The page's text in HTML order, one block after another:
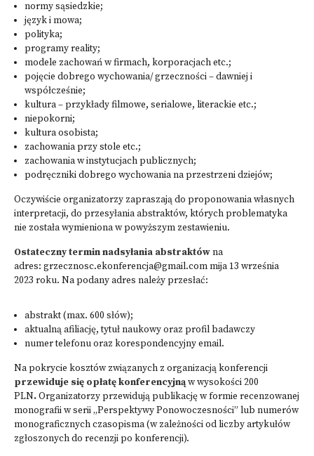
normy sąsiedzkie;
język i mowa;
polityka;
programy reality;
modele zachowań w firmach, korporacjach etc.;
pojęcie dobrego wychowania/ grzeczności – dawniej i
współcześnie;
kultura – przykłady filmowe, serialowe, literackie etc.;
niepokorni;
kultura osobista;
zachowania przy stole etc.;
zachowania w instytucjach publicznych;
podręczniki dobrego wychowania na przestrzeni dziejów;
Oczywiście organizatorzy zapraszają do proponowania własnych
interpretacji, do przesyłania abstraktów, których problematyka
nie została wymieniona w powyższym zestawieniu.
Ostateczny termin nadsyłania abstraktówna
adres: grzecznosc.ekonferencja@gmail.com mija 13 września
2023 roku. Na podany adres należy przesłać:
abstrakt (max. 600 słów);
aktualną afiliację, tytuł naukowy oraz profil badawczy
numer telefonu oraz korespondencyjny email.
Na pokrycie kosztów związanych z organizacją konferencji
przewiduje się opłatę konferencyjnąw wysokości 200
PLN.Organizatorzy przewidują publikację w formie recenzowanej
monografii w serii „Perspektywy Ponowoczesności” lub numerów
monograficznych czasopisma (w zależności od liczby artykułów
zgłoszonych do recenzji po konferencji).